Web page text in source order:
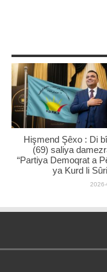
Hişmend Şêxo : Di
(69) saliya
“Partiya Demoqrat a
ya Kurd li